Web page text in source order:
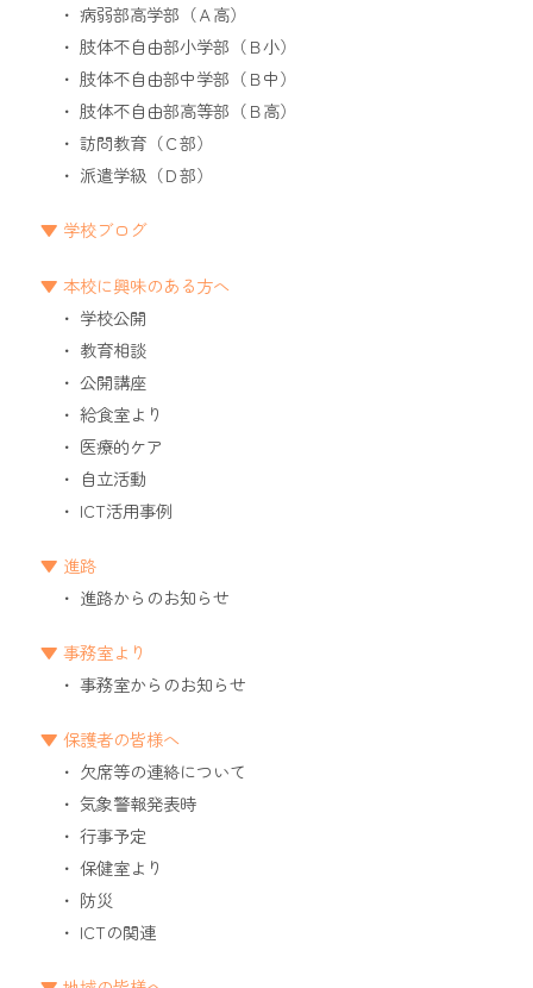
病弱部高学部（Ａ高）
肢体不自由部小学部（Ｂ小）
肢体不自由部中学部（Ｂ中）
肢体不自由部高等部（Ｂ高）
訪問教育（Ｃ部）
派遣学級（Ｄ部）
学校ブログ
本校に興味のある方へ
学校公開
教育相談
公開講座
給食室より
医療的ケア
自立活動
ICT活用事例
進路
進路からのお知らせ
事務室より
事務室からのお知らせ
保護者の皆様へ
欠席等の連絡について
気象警報発表時
行事予定
保健室より
防災
ICTの関連